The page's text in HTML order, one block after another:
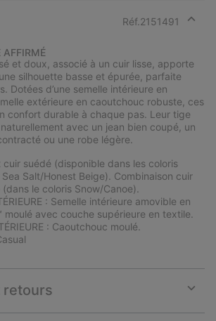
Réf. 2151491
section
AFFIRMÉ
et doux, associé à un cuir lisse, apporte
silhouette basse et épurée, parfaite
Dotées d’une semelle intérieure en
extérieure en caoutchouc robuste, ces
confort durable à chaque pas. Leur tige
avec un jean bien coupé, un
ou une robe légère.
cuir suédé (disponible dans les coloris
Salt/Honest Beige). Combinaison cuir
le coloris Snow/Canoe).
: Semelle intérieure amovible en
moulé avec couche supérieure en textile.
: Caoutchouc moulé.
retours
or